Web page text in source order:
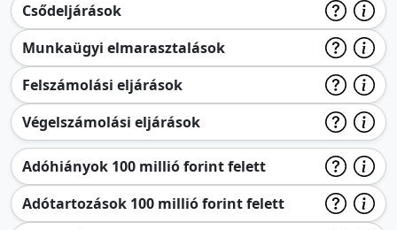
Csődeljárások
Munkaügyi elmarasztalások
Felszámolási eljárások
Végelszámolási eljárások
Adóhiányok 100 millió forint felett
Adótartozások 100 millió forint felett